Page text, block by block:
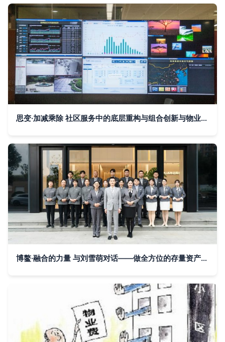
思变·加减乘除 社区服务中的底层重构与组合创新与物业管理
博鳌·融合的力量 与刘雪萌对话——做全方位的存量资产管家